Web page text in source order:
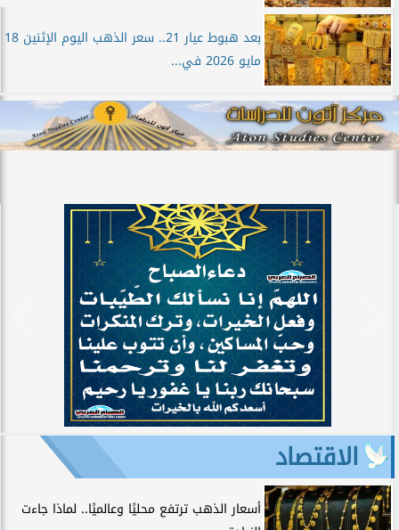
بعد هبوط عيار 21.. سعر الذهب اليوم الإثنين 18
مايو 2026 في...
الاقتصاد
أسعار الذهب ترتفع محليًا وعالميًا.. لماذا جاءت